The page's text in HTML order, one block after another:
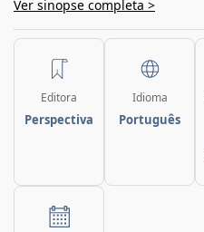
Ver sinopse completa >
Editora
Perspectiva
Idioma
Português